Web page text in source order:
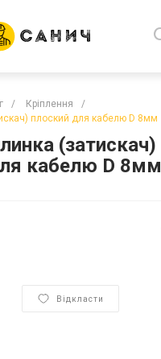
/ Кріплення
/
плоский для кабелю D 8мм
(затискач)
кабелю D 8мм
Відкласти